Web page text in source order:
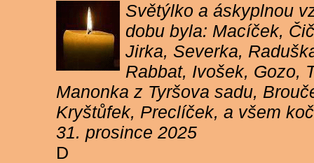
Světýlko a áskyplnou
dobu byla: Macíček,
Jirka, Severka,
Rabbat, Ivošek, Gozo,
Manonka z Tyršova sadu,
Kryštůfek, Preclíček, a všem
31. prosince 2025
D